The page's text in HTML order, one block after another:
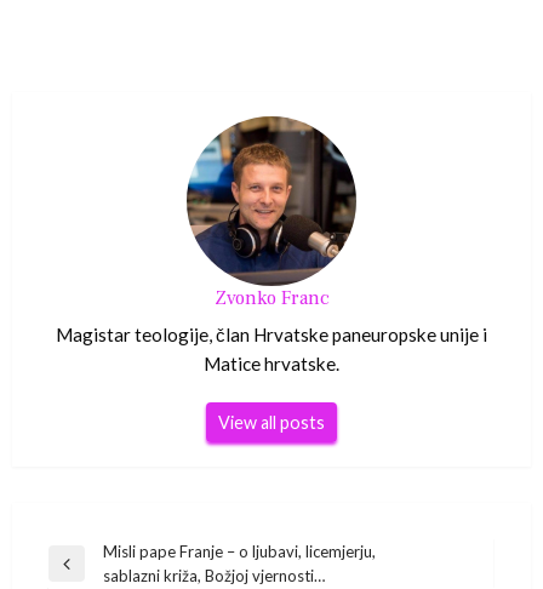
Zvonko Franc
Magistar teologije, član Hrvatske paneuropske unije i
Matice hrvatske.
View all posts
Navigacija
Previous
Misli pape Franje – o ljubavi, licemjerju,
sablazni križa, Božjoj vjernosti…